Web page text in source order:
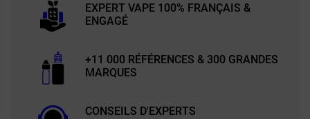
EXPERT VAPE 100% FRANÇAIS &
ENGAGÉ
+11 000 RÉFÉRENCES & 300 GRANDES
MARQUES
CONSEILS D'EXPERTS